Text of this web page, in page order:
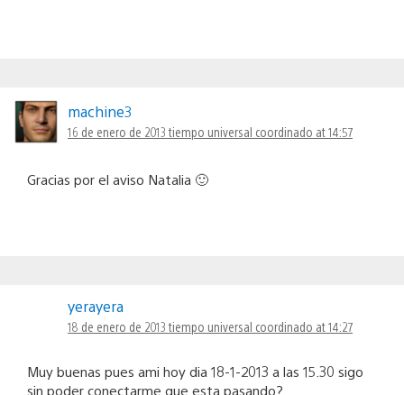
machine3
16 de enero de 2013 tiempo universal coordinado at 14:57
Gracias por el aviso Natalia 🙂
yerayera
18 de enero de 2013 tiempo universal coordinado at 14:27
Muy buenas pues ami hoy dia 18-1-2013 a las 15.30 sigo
sin poder conectarme que esta pasando?